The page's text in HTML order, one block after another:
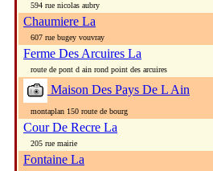
594 rue nicolas aubry
Chaumiere La
607 rue bugey vouvray
Ferme Des Arcuires La
route de pont d ain rond point des arcuires
Maison Des Pays De L Ain
montaplan 150 route de bourg
Cour De Recre La
205 rue mairie
Fontaine La